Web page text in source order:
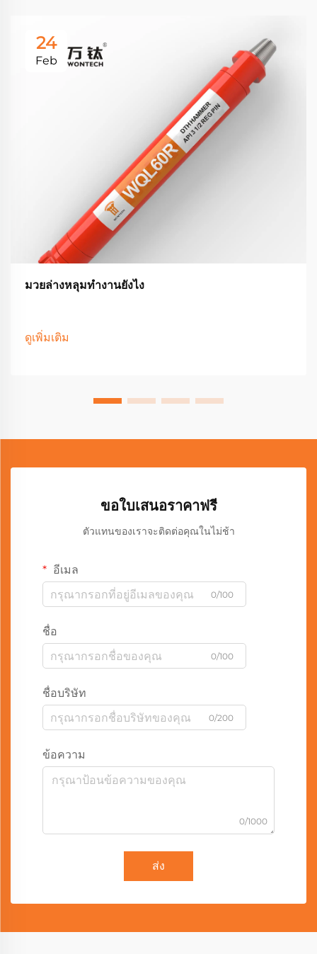
24
Feb
มวยล่างหลุมทํางานยังไง
ดูเพิ่มเติม
ขอใบเสนอราคาฟรี
ตัวแทนของเราจะติดต่อคุณในไม่ช้า
อีเมล
0/100
ชื่อ
0/100
ชื่อบริษัท
0/200
ข้อความ
0/1000
ส่ง